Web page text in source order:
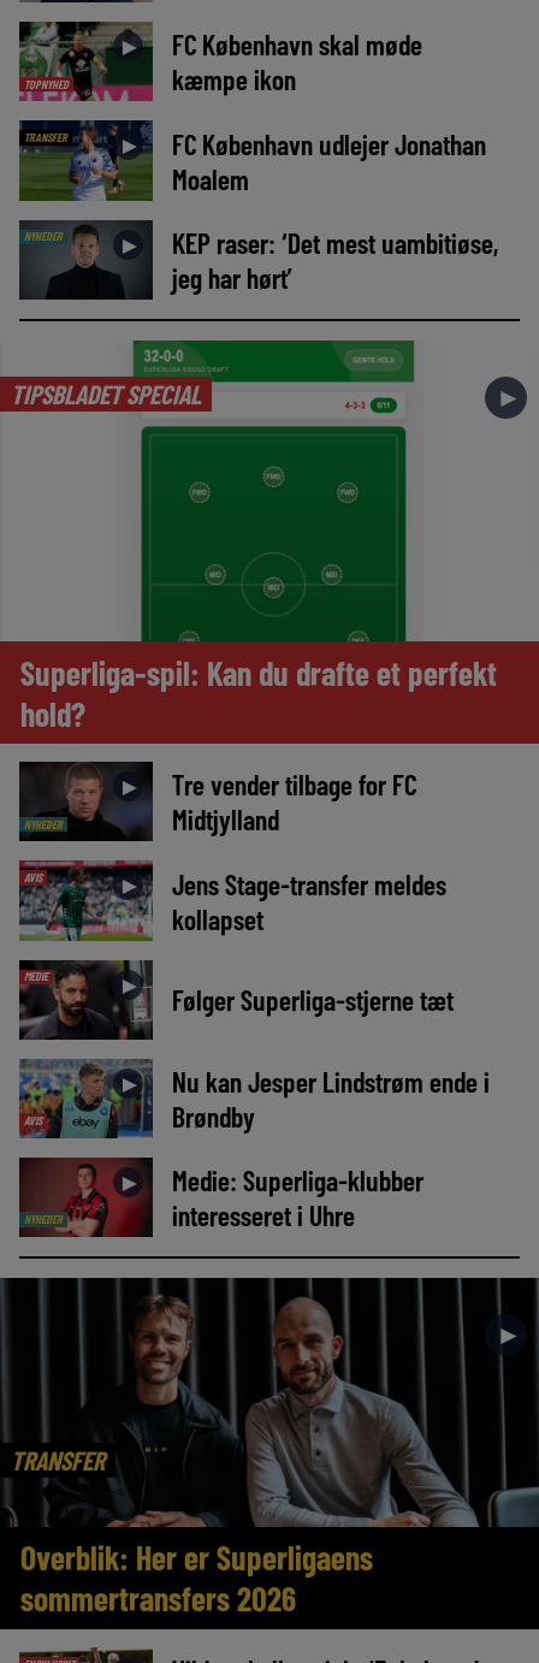
TOPNYHED
►
FC København skal møde
kæmpe ikon
TRANSFER ►
FC København udlejer Jonathan
Moalem
NYHEDER ►
KEP raser: ‘Det mest uambitiøse,
jeg har hørt’
TIPSBLADET SPECIAL ►
Superliga-spil: Kan du drafte et perfekt
hold?
NYHEDER
►
Tre vender tilbage for FC
Midtjylland
AVIS ►
Jens Stage-transfer meldes
kollapset
MEDIE ► Følger Superliga-stjerne tæt
AVIS
►
Nu kan Jesper Lindstrøm ende i
Brøndby
NYHEDER
►
Medie: Superliga-klubber
interesseret i Uhre
TRANSFER
►
Overblik: Her er Superligaens
sommertransfers 2026